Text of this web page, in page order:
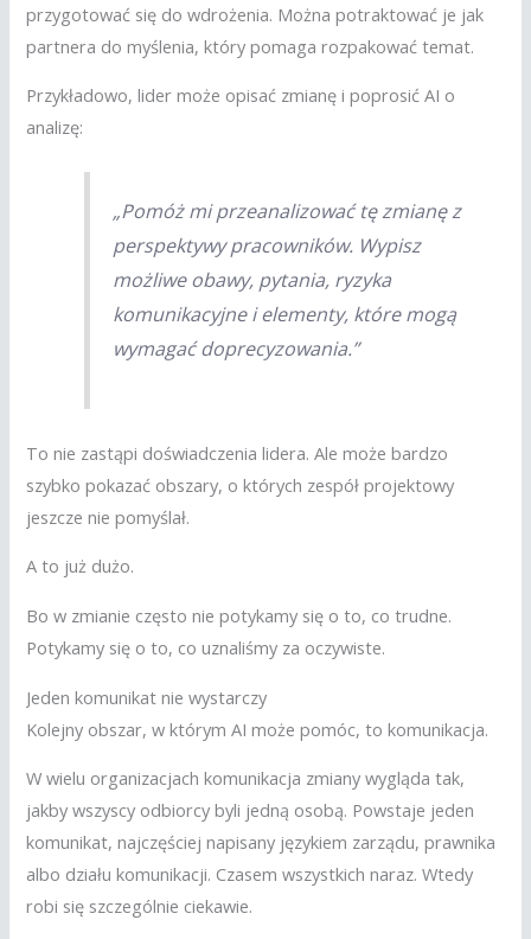
przygotować się do wdrożenia. Można potraktować je jak
partnera do myślenia, który pomaga rozpakować temat.
Przykładowo, lider może opisać zmianę i poprosić AI o
analizę:
„Pomóż mi przeanalizować tę zmianę z
perspektywy pracowników. Wypisz
możliwe obawy, pytania, ryzyka
komunikacyjne i elementy, które mogą
wymagać doprecyzowania.”
To nie zastąpi doświadczenia lidera. Ale może bardzo
szybko pokazać obszary, o których zespół projektowy
jeszcze nie pomyślał.
A to już dużo.
Bo w zmianie często nie potykamy się o to, co trudne.
Potykamy się o to, co uznaliśmy za oczywiste.
Jeden komunikat nie wystarczy
Kolejny obszar, w którym AI może pomóc, to komunikacja.
W wielu organizacjach komunikacja zmiany wygląda tak,
jakby wszyscy odbiorcy byli jedną osobą. Powstaje jeden
komunikat, najczęściej napisany językiem zarządu, prawnika
albo działu komunikacji. Czasem wszystkich naraz. Wtedy
robi się szczególnie ciekawie.